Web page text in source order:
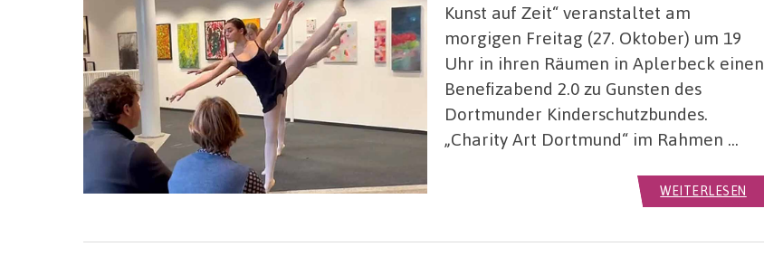
Kunst auf Zeit“ veranstaltet am
morgigen Freitag (27. Oktober) um 19
Uhr in ihren Räumen in Aplerbeck einen
Benefizabend 2.0 zu Gunsten des
Dortmunder Kinderschutzbundes.
„Charity Art Dortmund“ im Rahmen …
WEITERLESEN